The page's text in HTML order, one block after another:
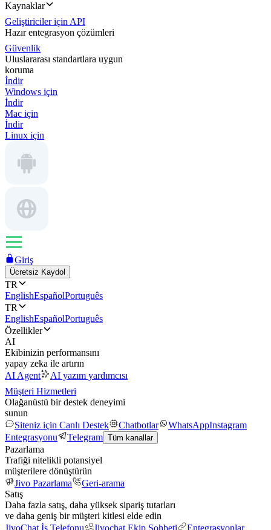
Kaynaklar
Geliştiriciler için API
Hazır entegrasyon çözümleri
Güvenlik
Uluslararası standartlara uygun
koruma
İndir
Windows için
İndir
Mac için
İndir
Linux için
Giriş
Ücretsiz Kaydol
TR
EnglishEspañolPortuguês
TR
EnglishEspañolPortuguês
Özellikler
AI
Ekibinizin performansını
yapay zeka ile artırın
AI Agent
AI yazım yardımcısı
Müşteri Hizmetleri
Olağanüstü bir destek deneyimi
sunun
Siteniz için Canlı Destek
Chatbotlar WhatsAppInstagram
Entegrasyonu
Telegram Tüm kanallar
Pazarlama
Trafiği nitelikli potansiyel
müşterilere dönüştürün
Jivo Pazarlama
Geri-arama
Satış
Daha fazla satış, daha yüksek sipariş tutarları
ve daha geniş bir müşteri kitlesi elde edin
JivoChat İş Telefonu
Jivochat Ekip Sohbeti
Entegrasyonlar